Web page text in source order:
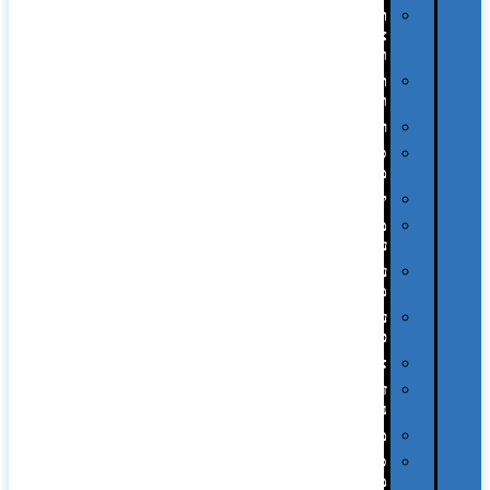
תיקי
ומכתביות
תערוכות
וכנסים
רמקולים
סוכריות
ממותגות
יודאיקה
מארזי
עטים
עטי
מתכת
עטי
פלסטיק
אוזניות
זכרונות
ניידים
מפצלים
סביבת
מחשב